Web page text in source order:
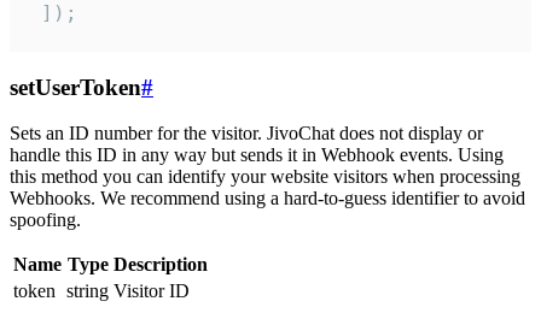
]);
setUserToken#
Sets an ID number for the visitor. JivoChat does not display or
handle this ID in any way but sends it in Webhook events. Using
this method you can identify your website visitors when processing
Webhooks. We recommend using a hard-to-guess identifier to avoid
spoofing.
Name Type Description
token string Visitor ID